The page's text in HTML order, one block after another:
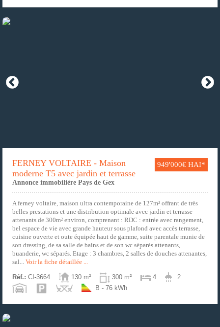
949'000€ HAI*
FERNEY VOLTAIRE - Maison
moderne T5 avec jardin et terrasse
Annonce immobilière Pays de Gex
A ferney voltaire, maison ultra contemporaine de 127m² offrant de très
belles prestations et une distribution optimale avec jardin et terrasse
attenants de 300m² environ, comprenant : RDC : entrée avec rangement,
bel espace de vie avec grande hauteur sous plafond avec accès terrasse,
cuisine ouverte et oute équipée haut de gamme, suite parentale munie de
son dressing, de sa salle de bains et de son wc séparés attenants,
buanderie, wc séparés. Etage : 3 chambres, 2 salles de douches attenantes,
sal... Voir la fiche détaillée ...
Réf.: CI-3664 130 m² 300 m² 4
2
B - 76 kWh